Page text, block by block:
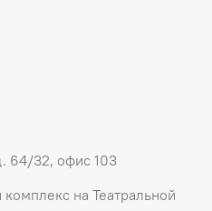
64/32, офис 103
на Театральной